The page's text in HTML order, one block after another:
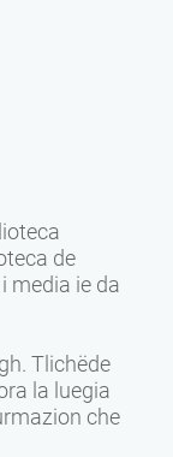
de
media ie da
Tlichëde
la luegia
che